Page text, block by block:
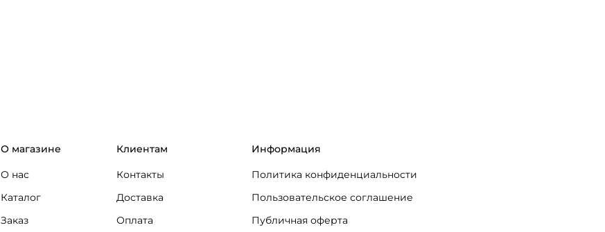
О магазине
О нас
Каталог
Заказ
Клиентам
Контакты
Доставка
Оплата
Информация
Политика конфиденциальности
Пользовательское соглашение
Публичная оферта